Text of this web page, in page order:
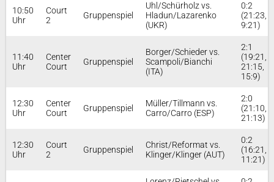
10:50
Uhr
Court
2
Gruppenspiel
Uhl/Schürholz vs.
Hladun/Lazarenko
(UKR)
0:2
(21:23,
9:21)
11:40
Uhr
Center
Court
Gruppenspiel
Borger/Schieder vs.
Scampoli/Bianchi
(ITA)
2:1
(19:21,
21:15,
15:9)
12:30
Uhr
Center
Court
Gruppenspiel
Müller/Tillmann vs.
Carro/Carro (ESP)
2:0
(21:10,
21:13)
12:30
Uhr
Court
2
Gruppenspiel
Christ/Reformat vs.
Klinger/Klinger (AUT)
0:2
(16:21,
11:21)